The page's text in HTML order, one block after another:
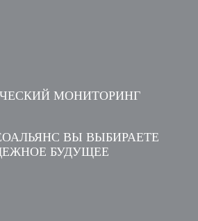
МОНИТОРИНГ
ВЫ ВЫБИРАЕТЕ
БУДУЩЕЕ